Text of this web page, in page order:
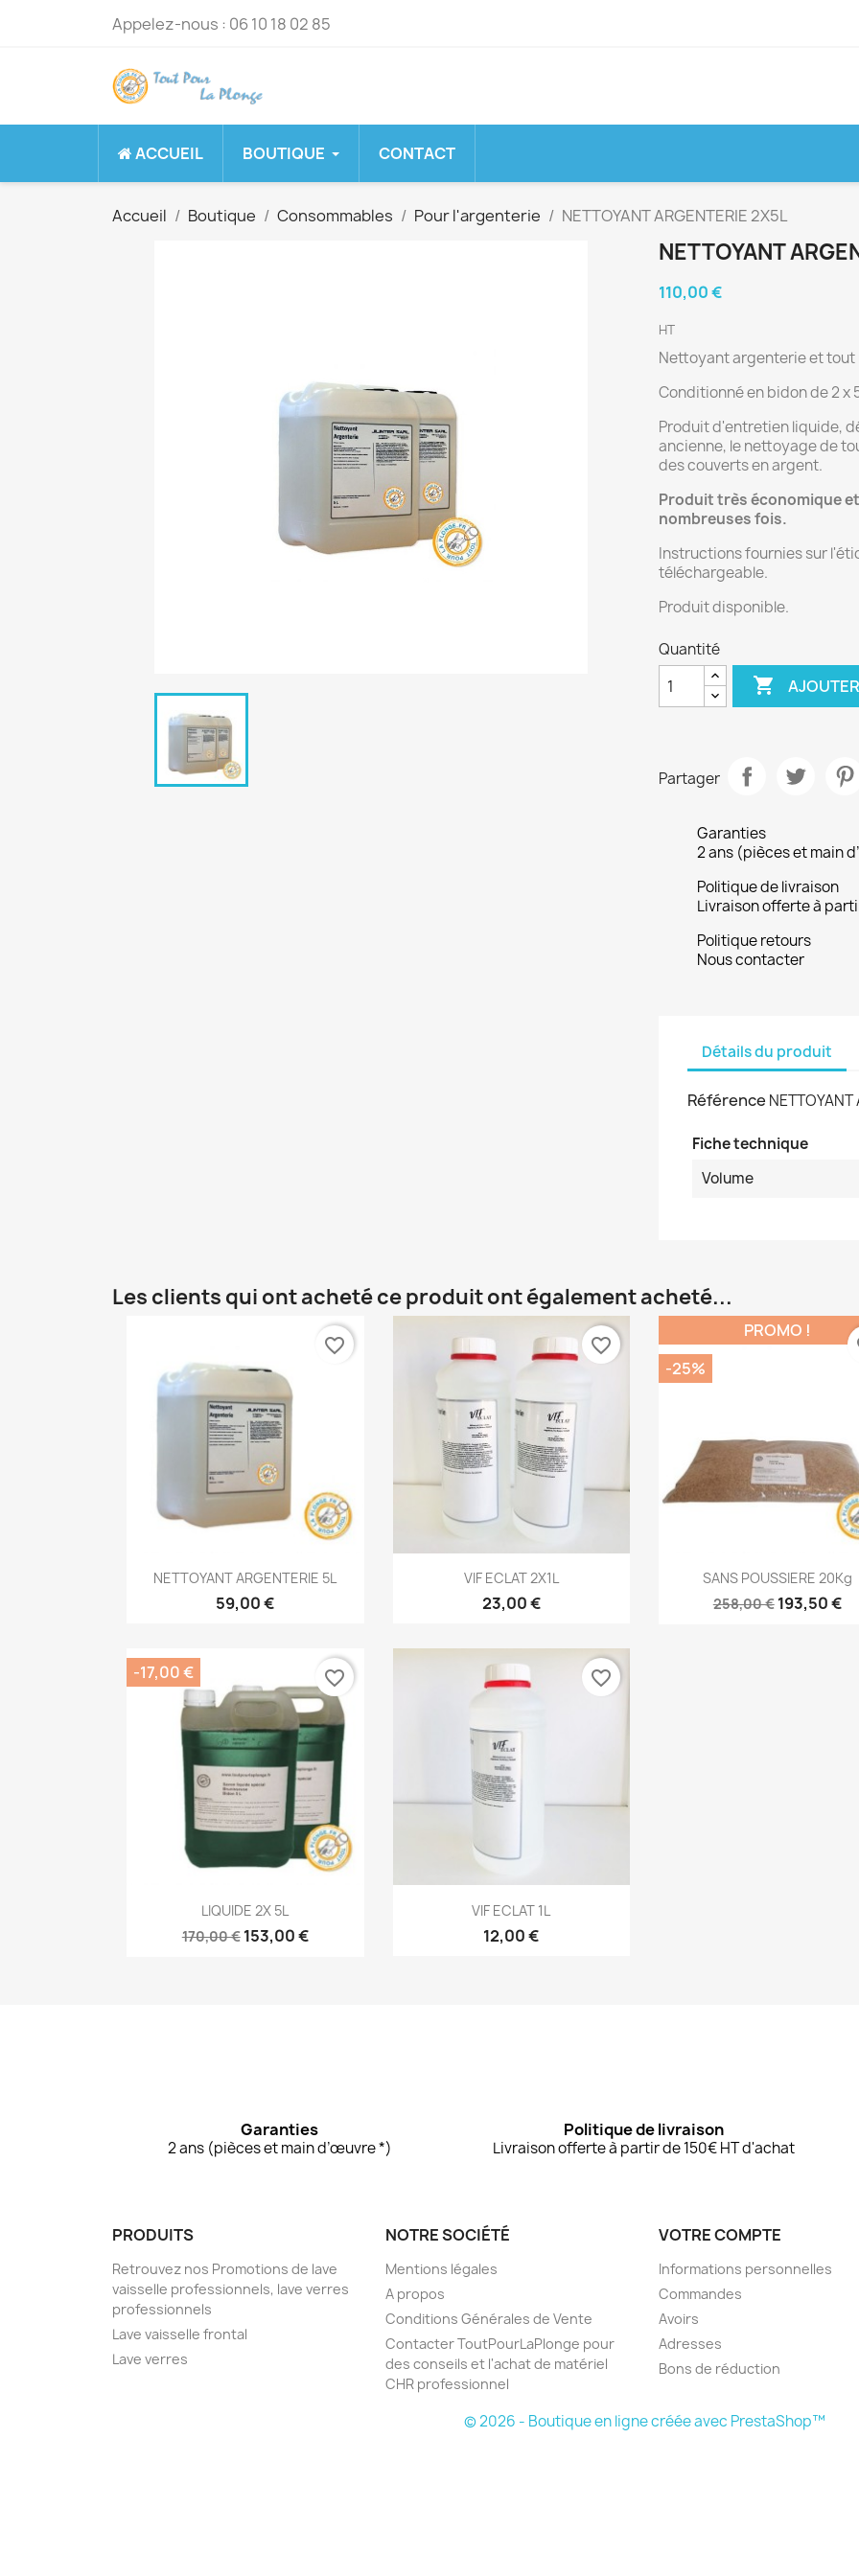
Appelez-nous : 06 10 18 02 85
ACCUEIL BOUTIQUE CONTACT
Accueil Boutique Consommables Pour l'argenterie NETTOYANT ARGENTERIE 2X5L
NETTOYANT
110,00 €
HT
Nettoyant argenterie et tout
Conditionné en bidon de 2 x
Produit d'entretien liquide,
ancienne, le nettoyage de
des couverts en argent.
Produit très économique
nombreuses fois.
Instructions fournies sur
téléchargeable.
Produit disponible.
Quantité

Partager
Garanties
2 ans (pièces et main
Politique de livraison
Livraison offerte à
Politique retours
Nous contacter
Détails du produit
Référence NETTOYANT
Fiche technique
Volume
Les clients qui ont acheté ce produit ont également acheté...
Aperçu rapide
NETTOYANT ARGENTERIE 5L
59,00 €
favorite_border
Aperçu rapide
VIF ECLAT 2X1L
23,00 €
favorite_border
Aperçu rapide
SANS POUSSIERE 20Kg
258,00 € 193,50 €
PROMO !
-25%
Aperçu rapide
LIQUIDE 2X 5L
170,00 € 153,00 €
-17,00 € favorite_border
Aperçu rapide
VIF ECLAT 1L
12,00 €
favorite_border
Garanties
2 ans (pièces et main d’œuvre *)
Politique de livraison
Livraison offerte à partir de 150€ HT d'achat
PRODUITS
Retrouvez nos Promotions de lave
vaisselle professionnels, lave verres
professionnels
Lave vaisselle frontal
Lave verres
NOTRE SOCIÉTÉ
Mentions légales
A propos
Conditions Générales de Vente
Contacter ToutPourLaPlonge pour
des conseils et l'achat de matériel
CHR professionnel
VOTRE COMPTE
Informations personnelles
Commandes
Avoirs
Adresses
Bons de réduction
© 2026 - Boutique en ligne créée avec PrestaShop™